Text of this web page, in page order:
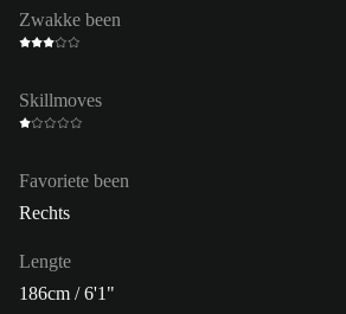
Zwakke been
Skillmoves
Favoriete been
Rechts
Lengte
186cm / 6'1"